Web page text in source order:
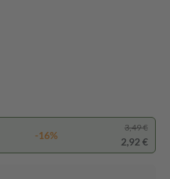
-16%
3,49 €
2,92 €